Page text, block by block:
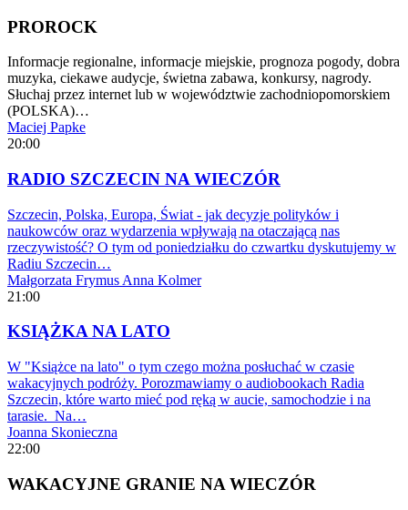
PROROCK
Informacje regionalne, informacje miejskie, prognoza pogody, dobra
muzyka, ciekawe audycje, świetna zabawa, konkursy, nagrody.
Słuchaj przez internet lub w województwie zachodniopomorskiem
(POLSKA)…
Maciej Papke
20:00
RADIO SZCZECIN NA WIECZÓR
Szczecin, Polska, Europa, Świat - jak decyzje polityków i
naukowców oraz wydarzenia wpływają na otaczającą nas
rzeczywistość? O tym od poniedziałku do czwartku dyskutujemy w
Radiu Szczecin…
Małgorzata Frymus Anna Kolmer
21:00
KSIĄŻKA NA LATO
W "Książce na lato" o tym czego można posłuchać w czasie
wakacyjnych podróży. Porozmawiamy o audiobookach Radia
Szczecin, które warto mieć pod ręką w aucie, samochodzie i na
tarasie. Na…
Joanna Skonieczna
22:00
WAKACYJNE GRANIE NA WIECZÓR